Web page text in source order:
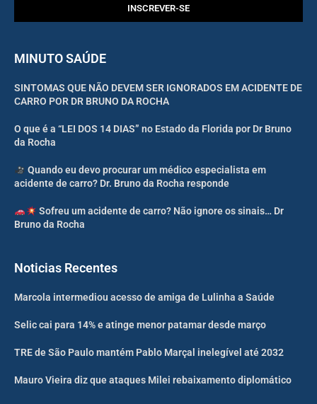
INSCREVER-SE
MINUTO SAÚDE
SINTOMAS QUE NÃO DEVEM SER IGNORADOS EM ACIDENTE DE
CARRO POR DR BRUNO DA ROCHA
O que é a “LEI DOS 14 DIAS” no Estado da Florida por Dr Bruno
da Rocha
Quando eu devo procurar um médico especialista em
acidente de carro? Dr. Bruno da Rocha responde
Sofreu um acidente de carro? Não ignore os sinais… Dr
Bruno da Rocha
Noticias Recentes
Marcola intermediou acesso de amiga de Lulinha a Saúde
Selic cai para 14% e atinge menor patamar desde março
TRE de São Paulo mantém Pablo Marçal inelegível até 2032
Mauro Vieira diz que ataques Milei rebaixamento diplomático